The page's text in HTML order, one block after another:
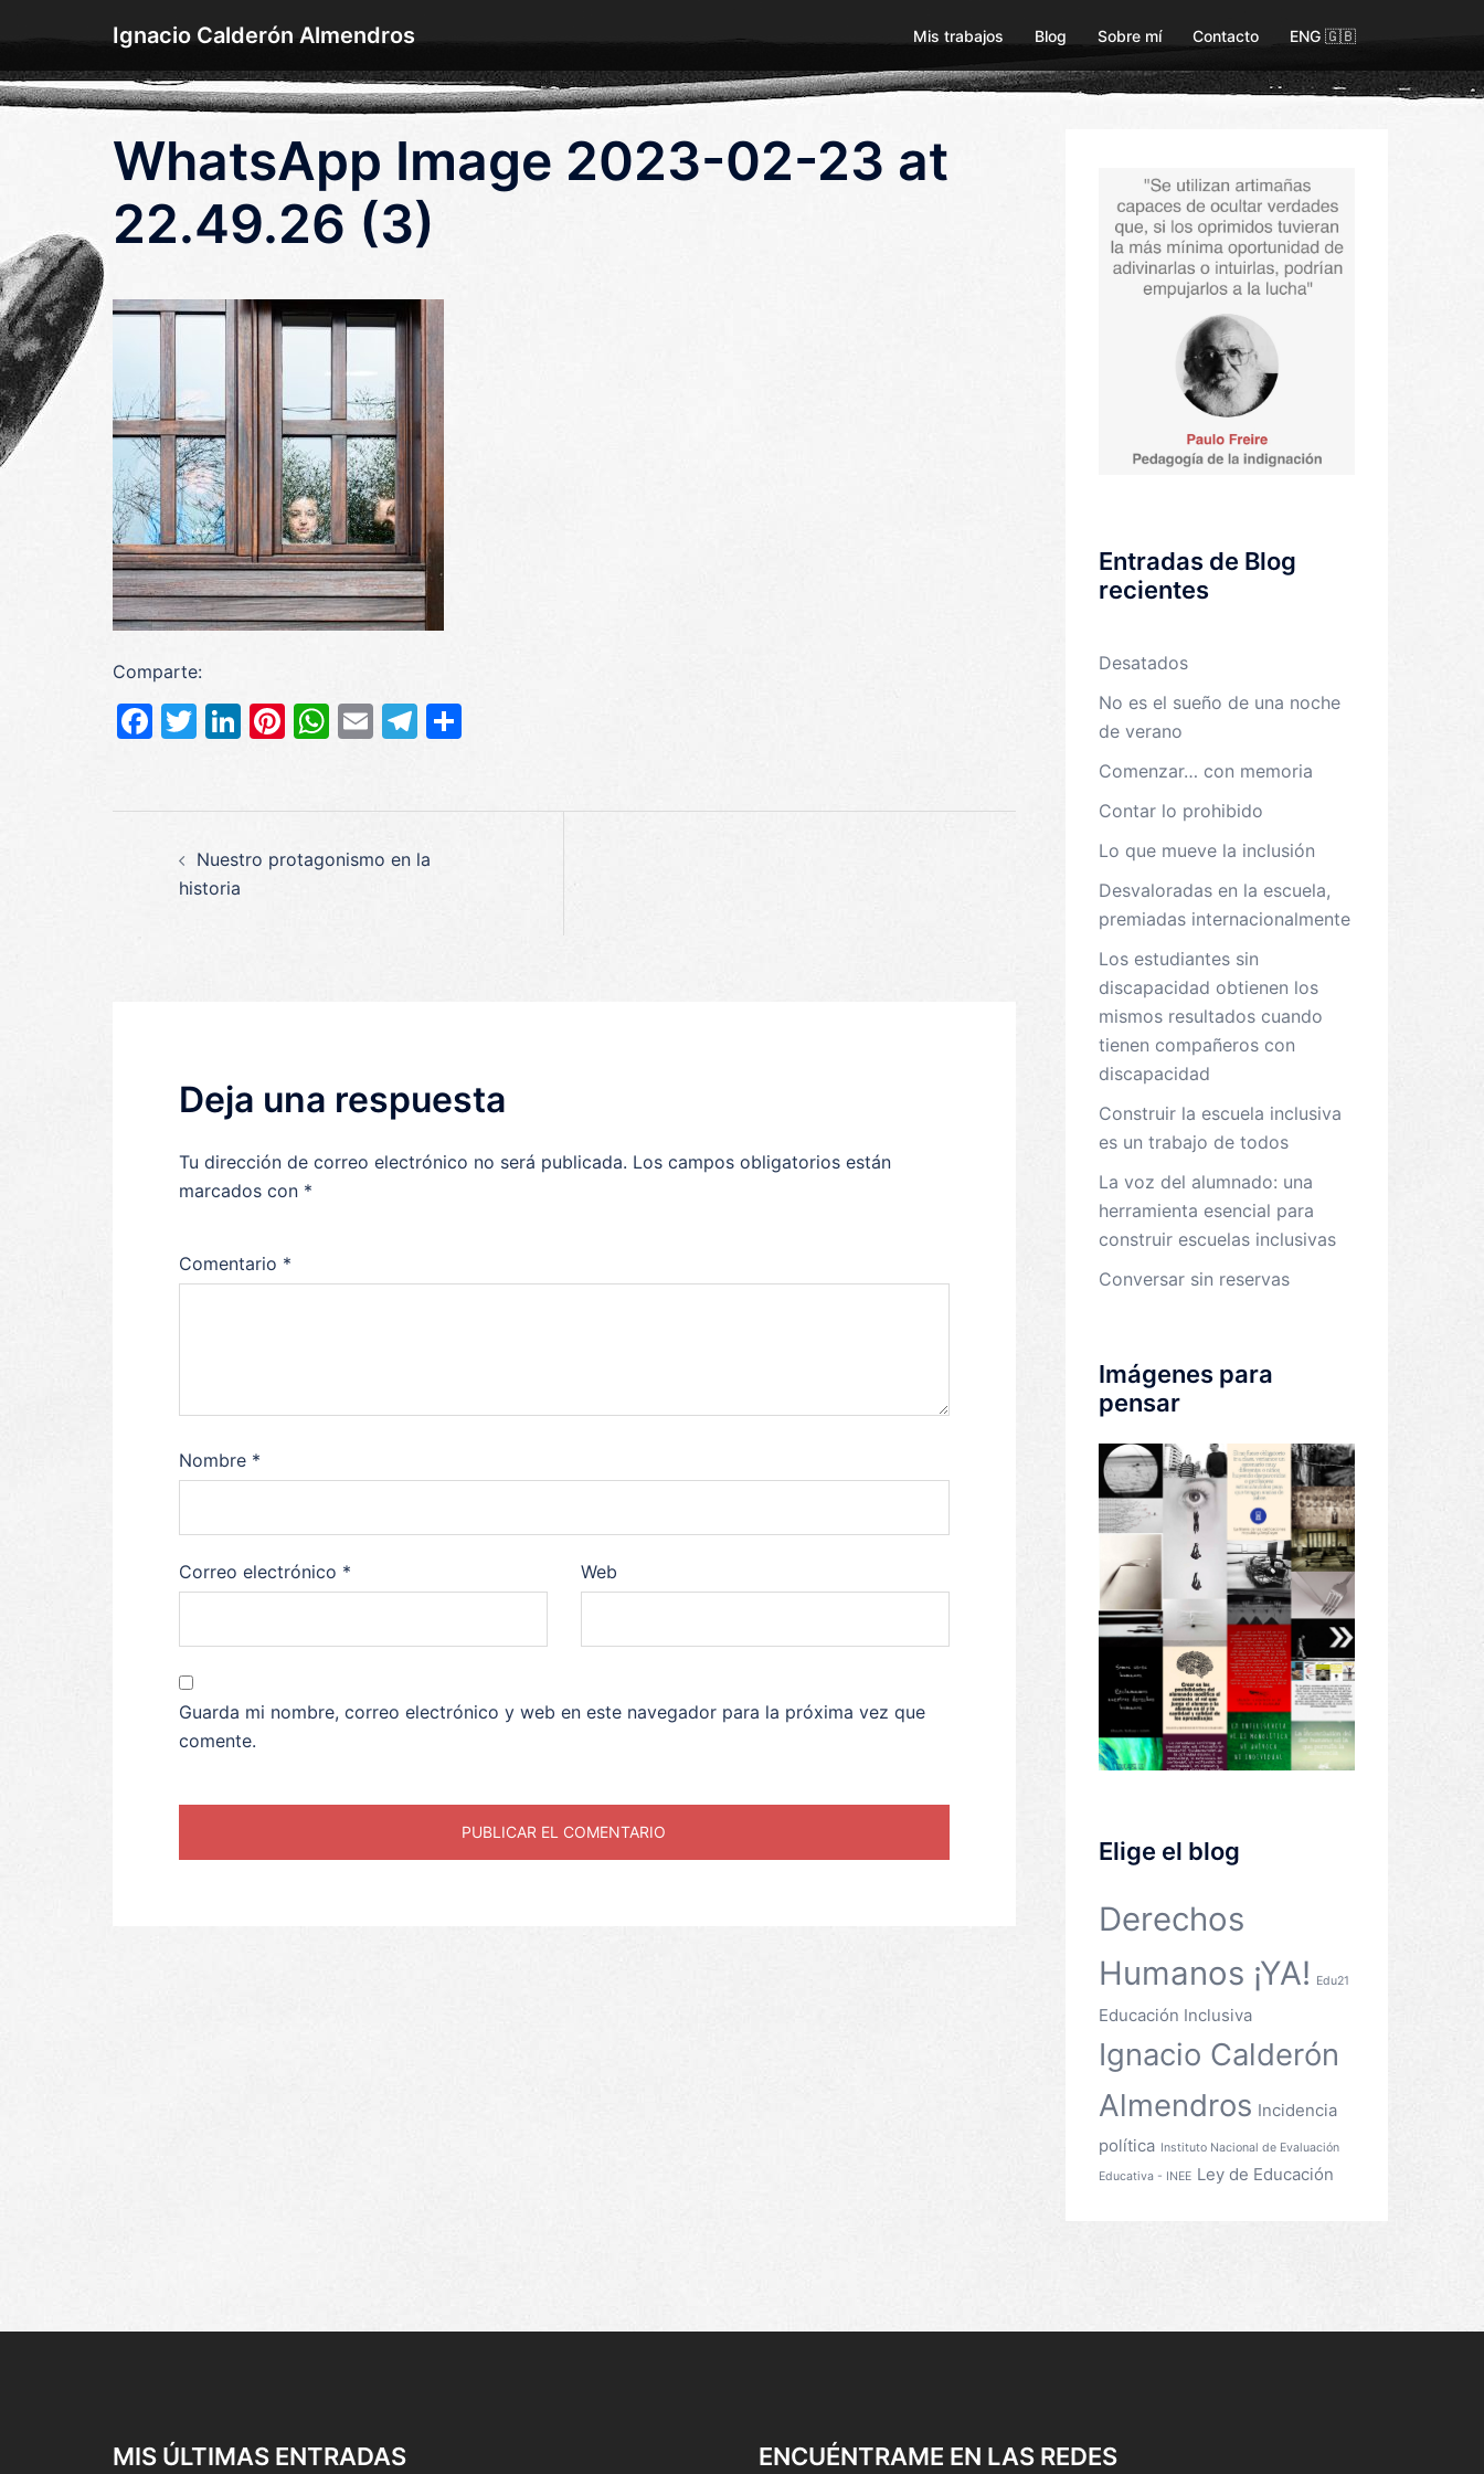
al
contenido
Ignacio Calderón Almendros Mis trabajos Blog Sobre mí Contacto ENG 🇬🇧
WhatsApp Image 2023-02-23 at
22.49.26 (3)
Comparte:
Facebook
Twitter
LinkedIn
Pinterest
WhatsApp
EmailTelegram
Nuestro protagonismo en la
historia
Deja una respuesta
Tu dirección de correo electrónico no será publicada. Los campos obligatorios están
marcados con *
Comentario *
Nombre *
Correo electrónico * Web
Guarda mi nombre, correo electrónico y web en este navegador para la próxima vez que
comente.
Entradas de Blog
recientes
Desatados
No es el sueño de una noche
de verano
Comenzar… con memoria
Contar lo prohibido
Lo que mueve la inclusión
Desvaloradas en la escuela,
premiadas internacionalmente
Los estudiantes sin
discapacidad obtienen los
mismos resultados cuando
tienen compañeros con
discapacidad
Construir la escuela inclusiva
es un trabajo de todos
La voz del alumnado: una
herramienta esencial para
construir escuelas inclusivas
Conversar sin reservas
Imágenes para
pensar
Elige el blog
Derechos
Humanos ¡YA!
Edu21
Educación Inclusiva
Ignacio Calderón
Almendros Incidencia
política Instituto Nacional de Evaluación
Educativa - INEE Ley de Educación
MIS ÚLTIMAS ENTRADAS ENCUÉNTRAME EN LAS REDES